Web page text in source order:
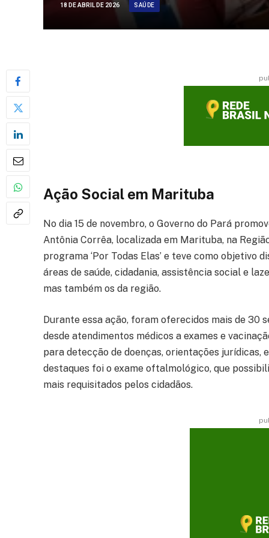
18 DE ABRIL DE 2026 SAÚDE
Ação Social em Marituba
No dia 15 de novembro, o Governo do Pará
Antônia Corrêa, localizada em Marituba, na
programa ‘Por Todas Elas’ e teve como
áreas de saúde, cidadania, assistência social e
mas também os da região.
Durante essa ação, foram oferecidos mais de 30
desde atendimentos médicos a exames e
para detecção de doenças, orientações jurídicas,
destaques foi o exame oftalmológico, que
mais requisitados pelos cidadãos.